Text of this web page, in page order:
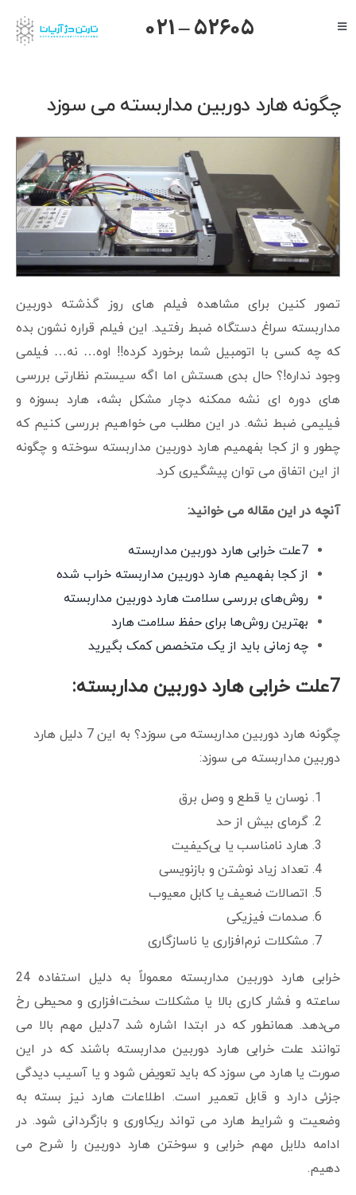
to
Toggle
یالینک
میکروتیک
تیاندی
021 – 52605
چگونه هارد دوربین مداربسته می سوزد
تصور کنین برای مشاهده فیلم های روز گذشته دوربین
مداربسته سراغ دستگاه ضبط رفتید. این فیلم قراره نشون بده
که چه کسی با اتومبیل شما برخورد کرده!! اوه… نه… فیلمی
وجود نداره!؟ حال بدی هستش اما اگه سیستم نظارتی بررسی
های دوره ای نشه ممکنه دچار مشکل بشه، هارد بسوزه و
فیلیمی ضبط نشه. در این مطلب می خواهیم بررسی کنیم که
چطور و از کجا بفهمیم هارد دوربین مداربسته سوخته و چگونه
از این اتفاق می توان پیشگیری کرد.
آنچه در این مقاله می خوانید:
7علت خرابی هارد دوربین مداربسته
از کجا بفهمیم هارد دوربین مداربسته خراب شده
روش‌های بررسی سلامت هارد دوربین مداربسته
بهترین روش‌ها برای حفظ سلامت هارد
چه زمانی باید از یک متخصص کمک بگیرید
7علت خرابی هارد دوربین مداربسته:
چگونه هارد دوربین مداربسته می سوزد؟ به این 7 دلیل هارد
دوربین مداربسته می سوزد:
نوسان یا قطع و وصل برق
گرمای بیش از حد
هارد نامناسب یا بی‌کیفیت
تعداد زیاد نوشتن و بازنویسی
اتصالات ضعیف یا کابل معیوب
صدمات فیزیکی
مشکلات نرم‌افزاری یا ناسازگاری
خرابی هارد دوربین مداربسته معمولاً به دلیل استفاده 24
ساعته و فشار کاری بالا یا مشکلات سخت‌افزاری و محیطی رخ
می‌دهد. همانطور که در ابتدا اشاره شد 7دلیل مهم بالا می
توانند علت خرابی هارد دوربین مداربسته باشند که در این
صورت یا هارد می سوزد که باید تعویض شود و یا آسیب دیدگی
جزئی دارد و قابل تعمیر است. اطلاعات هارد نیز بسته به
وضعیت و شرایط هارد می تواند ریکاوری و بازگردانی شود. در
ادامه دلایل مهم خرابی و سوختن هارد دوربین را شرح می
دهیم.